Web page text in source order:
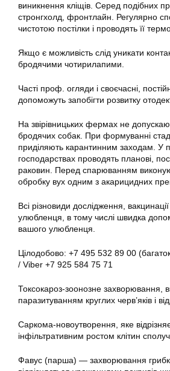
виникнення кліщів. Серед подібних
стронгхолд, фронтлайн. Регулярно
чистотою постілки і проводять її
Якщо є можливість слід уникати
бродячими чотирилапими.
Часті проф. огляди і своєчасні,
допоможуть запобігти розвитку
На звірівницьких фермах не
бродячих собак. При формуванні
приділяють карантинним заходам. У
господарствах проводять планові,
раковин. Перед спарюванням
обробку вух одним з акарицидних
Всі різновиди дослідження,
улюбленця, в тому числі швидка
вашого улюбленця.
Цілодобово: +7 495 532 89 00
/ Viber +7 925 584 75 71
Токсокароз-зоонозне захворювання,
паразитуванням круглих черв’яків і
Саркома-новоутворення, яке
інфільтративним ростом клітин
Фавус (парша) — захворювання